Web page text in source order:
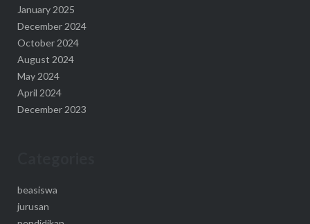
January 2025
December 2024
October 2024
August 2024
May 2024
April 2024
December 2023
beasiswa
jurusan